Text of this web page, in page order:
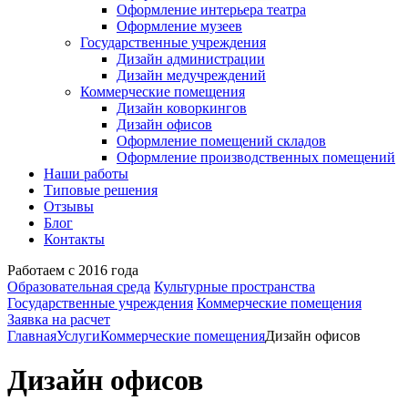
Оформление интерьера театра
Оформление музеев
Государственные учреждения
Дизайн администрации
Дизайн медучреждений
Коммерческие помещения
Дизайн коворкингов
Дизайн офисов
Оформление помещений складов
Оформление производственных помещений
Наши работы
Типовые решения
Отзывы
Блог
Контакты
Работаем с 2016 года
Образовательная среда Культурные пространства
Государственные учреждения Коммерческие помещения
Заявка на расчет
ГлавнаяУслугиКоммерческие помещенияДизайн офисов
Дизайн офисов